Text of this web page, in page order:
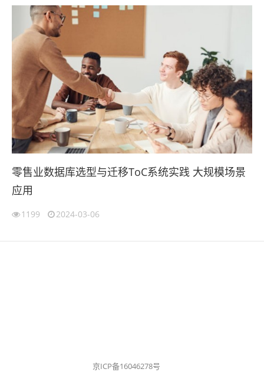
零售业数据库选型与迁移ToC系统实践 大规模场景
应用
1199 2024-03-06
京ICP备16046278号